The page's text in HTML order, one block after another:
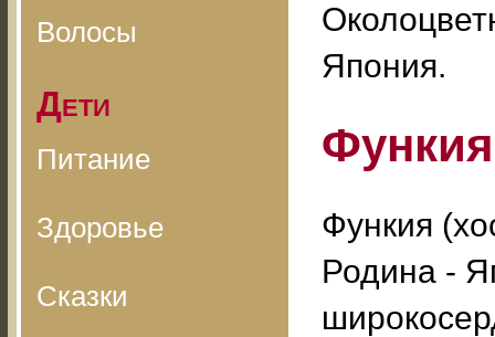
Волосы
Дети
Питание
Здоровье
Сказки
Япония.
Функия
Родина -